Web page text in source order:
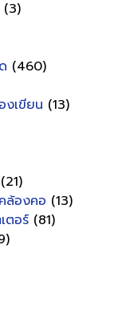
(3)
(460)
งเขียน (13)
(21)
ล้องคอ (13)
ตอร์ (81)